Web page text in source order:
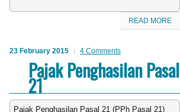
READ MORE
23 February 2015 4 Comments
Pajak Penghasilan Pasal
21
Pajak Penghasilan Pasal 21 (PPh Pasal 21)